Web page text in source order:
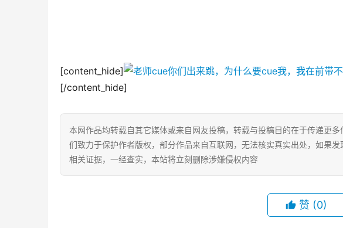
[content_hide]
[/content_hide]
本网作品均转载自其它媒体或来自网友投稿，转载与投稿目的在于传递更
们致力于保护作者版权，部分作品来自互联网，无法核实真实出处，如果
相关证据，一经查实，本站将立刻删除涉嫌侵权内容
赞 (0)